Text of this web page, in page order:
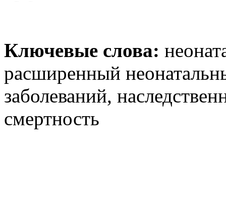
Ключевые слова:
расширенный
заболеваний,
смертность